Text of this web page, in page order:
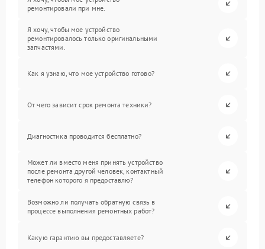
ремонтировали при мне.
Я хочу, чтобы мое устройство
ремонтировалось только оригинальными
запчастями.
Как я узнаю, что мое устройство готово?
От чего зависит срок ремонта техники?
Диагностика проводится бесплатно?
Может ли вместо меня принять устройство
после ремонта другой человек, контактный
телефон которого я предоставлю?
Возможно ли получать обратную связь в
процессе выполнения ремонтных работ?
Какую гарантию вы предоставляете?